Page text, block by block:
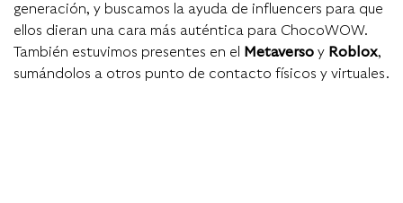
generación, y buscamos la ayuda de influencers para que
ellos dieran una cara más auténtica para ChocoWOW.
También estuvimos presentes en el
Metaverso y Roblox,
sumándolos a otros punto de contacto físicos y virtuales.